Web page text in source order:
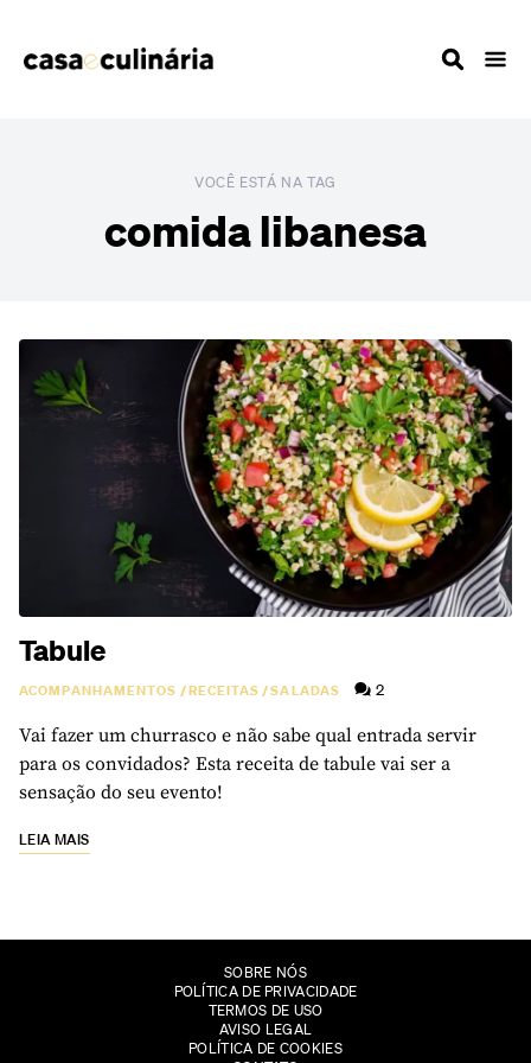
VOCÊ ESTÁ NA TAG
comida libanesa
Tabule
ACOMPANHAMENTOS /RECEITAS/SALADAS 2
Vai fazer um churrasco e não sabe qual entrada servir
para os convidados? Esta receita de tabule vai ser a
sensação do seu evento!
LEIA MAIS
SOBRE NÓS
POLÍTICA DE PRIVACIDADE
TERMOS DE USO
AVISO LEGAL
POLÍTICA DE COOKIES